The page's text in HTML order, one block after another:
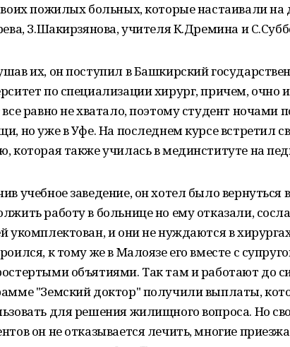
пожилых больных, которые настаивали на
З.Шакирзянова, учителя К.Дремина и
их, он поступил в Башкирский
по специализации хирург, причем, очно
все равно не хватало, поэтому студент ночами
но уже в Уфе. На последнем курсе встретил
которая также училась в мединституте на
учебное заведение, он хотел было вернуться
работу в больнице но ему отказали,
укомплектован, и они не нуждаются в
к тому же в Малоязе его вместе с
объятиями. Так там и работают до
"Земский доктор" получили выплаты,
для решения жилищного вопроса. Но
он не отказывается лечить, многие